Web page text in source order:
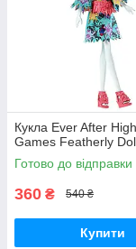
Кукла Ever After
Games Featherly
Готово до відправки
360 ₴ 540 ₴
Купити